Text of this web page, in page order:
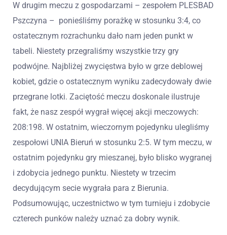
W drugim meczu z gospodarzami – zespołem PLESBAD
Pszczyna – ponieśliśmy porażkę w stosunku 3:4, co
ostatecznym rozrachunku dało nam jeden punkt w
tabeli. Niestety przegraliśmy wszystkie trzy gry
podwójne. Najbliżej zwycięstwa było w grze deblowej
kobiet, gdzie o ostatecznym wyniku zadecydowały dwie
przegrane lotki. Zaciętość meczu doskonale ilustruje
fakt, że nasz zespół wygrał więcej akcji meczowych:
208:198. W ostatnim, wieczornym pojedynku ulegliśmy
zespołowi UNIA Bieruń w stosunku 2:5. W tym meczu, w
ostatnim pojedynku gry mieszanej, było blisko wygranej
i zdobycia jednego punktu. Niestety w trzecim
decydującym secie wygrała para z Bierunia.
Podsumowując, uczestnictwo w tym turnieju i zdobycie
czterech punków należy uznać za dobry wynik.